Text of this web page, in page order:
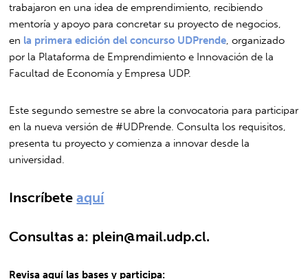
trabajaron en una idea de emprendimiento, recibiendo
mentoría y apoyo para concretar su proyecto de negocios,
en la primera edición del concurso UDPrende, organizado
por la Plataforma de Emprendimiento e Innovación de la
Facultad de Economía y Empresa UDP.
Este segundo semestre se abre la convocatoria para participar
en la nueva versión de #UDPrende. Consulta los requisitos,
presenta tu proyecto y comienza a innovar desde la
universidad.
Inscríbeteaquí
Consultas a: plein@mail.udp.cl.
Revisa aquí las bases y participa: